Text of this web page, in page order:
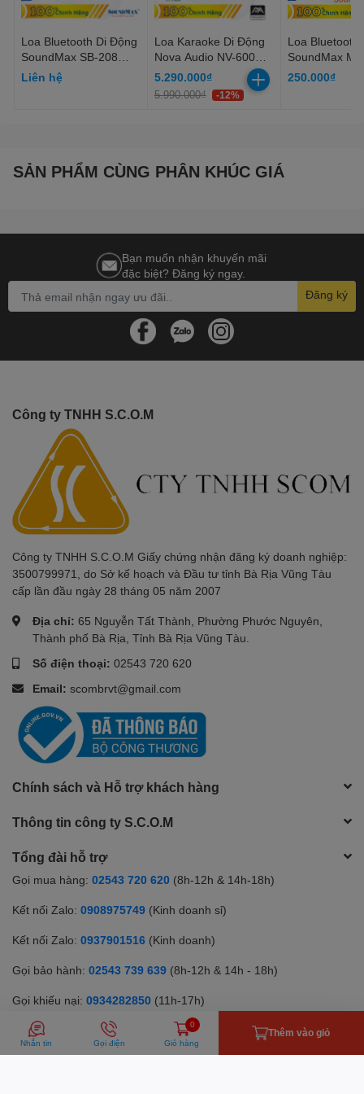
- Tần số phản hồi: 20 ~ 40000 Hz
- Khối lượng: 26 g
Loa Bluetooth Di Động
SoundMax SB-208
(Loa BT/ 30W/ BT/
Liên hệ
Loa Karaoke Di Động
Nova Audio NV-600
(600W/ BT 5.0/ Micro
UHF/ TF/ USB)
5.290.000₫
5.990.000₫ -12%
Loa Bluetooth
SoundMax
Bluetooth 5.0)
250.000₫
SẢN PHẨM CÙNG PHÂN KHÚC GIÁ
Bạn muốn nhận khuyến mãi
đặc biệt? Đăng ký ngay.
Đăng ký
Công ty TNHH S.C.O.M
Công ty TNHH S.C.O.M Giấy chứng nhận đăng ký doanh nghiệp:
3500799971, do Sở kế hoạch và Đầu tư tỉnh Bà Rịa Vũng Tàu
cấp lần đầu ngày 28 tháng 05 năm 2007
Địa chỉ: 65 Nguyễn Tất Thành, Phường Phước Nguyên,
Thành phố Bà Rịa, Tỉnh Bà Rịa Vũng Tàu.
Số điện thoại: 02543 720 620
Email: scombrvt@gmail.com
Chính sách và Hỗ trợ khách hàng
Thông tin công ty S.C.O.M
Tổng đài hỗ trợ
Gọi mua hàng: 02543 720 620 (8h-12h & 14h-18h)
Kết nối Zalo: 0908975749 (Kinh doanh sỉ)
Kết nối Zalo: 0937901516 (Kinh doanh)
Gọi bảo hành: 02543 739 639 (8h-12h & 14h - 18h)
Gọi khiếu nại: 0934282850 (11h-17h)
Phương thức thanh toán
Nhắn tin Gọi điện
0
Giỏ hàng
Thêm vào giỏ